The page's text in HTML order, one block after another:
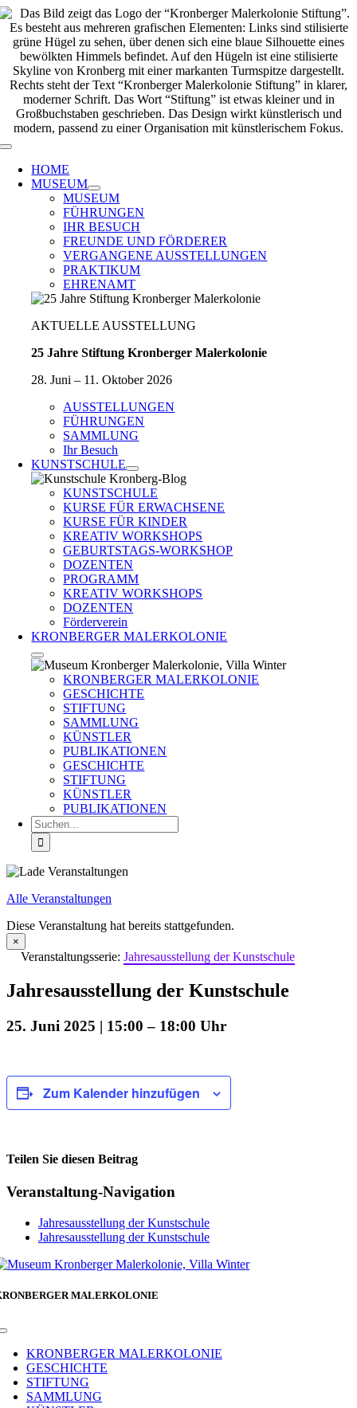
Zum
Inhalt
springen
Toggle
Navigation
HOME
MUSEUM
MUSEUM
FÜHRUNGEN
IHR BESUCH
FREUNDE UND FÖRDERER
VERGANGENE AUSSTELLUNGEN
PRAKTIKUM
EHRENAMT
AKTUELLE AUSSTELLUNG
25 Jahre Stiftung Kronberger Malerkolonie
28. Juni – 11. Oktober 2026
AUSSTELLUNGEN
FÜHRUNGEN
SAMMLUNG
Ihr Besuch
KUNSTSCHULE
KUNSTSCHULE
KURSE FÜR ERWACHSENE
KURSE FÜR KINDER
KREATIV WORKSHOPS
GEBURTSTAGS-WORKSHOP
DOZENTEN
PROGRAMM
KREATIV WORKSHOPS
DOZENTEN
Förderverein
KRONBERGER MALERKOLONIE
KRONBERGER MALERKOLONIE
GESCHICHTE
STIFTUNG
SAMMLUNG
KÜNSTLER
PUBLIKATIONEN
GESCHICHTE
STIFTUNG
KÜNSTLER
PUBLIKATIONEN
Suche
nach:
Alle Veranstaltungen
Diese Veranstaltung hat bereits stattgefunden.
×
Veranstaltungsserie: Jahresausstellung der Kunstschule
Jahresausstellung der Kunstschule
25. Juni 2025 | 15:00 – 18:00
Zum Kalender hinzufügen
Teilen Sie diesen Beitrag
Facebook
Veranstaltung-Navigation
Jahresausstellung der Kunstschule
Jahresausstellung der Kunstschule
MALERKOLONIE
Toggle
NavigationKRONBERGER MALERKOLONIE
GESCHICHTE
STIFTUNG
SAMMLUNG